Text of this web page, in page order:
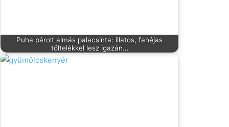
Puha párolt almás palacsinta: illatos, fahéjas
töltelékkel lesz igazán…